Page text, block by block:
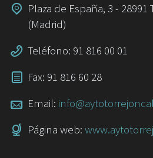
Plaza de España, 3 -
(Madrid)
Teléfono: 91 816 00 01
Fax: 91 816 60 28
Email:
Página web: